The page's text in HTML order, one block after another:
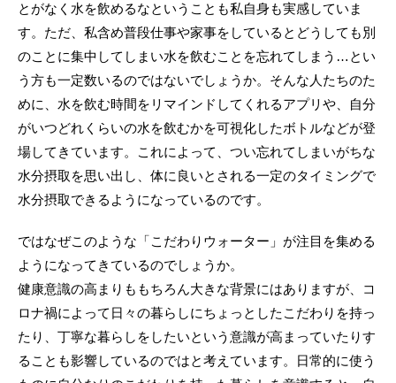
とがなく水を飲めるなということも私自身も実感していま
す。ただ、私含め普段仕事や家事をしているとどうしても別
のことに集中してしまい水を飲むことを忘れてしまう…とい
う方も一定数いるのではないでしょうか。そんな人たちのた
めに、水を飲む時間をリマインドしてくれるアプリや、自分
がいつどれくらいの水を飲むかを可視化したボトルなどが登
場してきています。これによって、つい忘れてしまいがちな
水分摂取を思い出し、体に良いとされる一定のタイミングで
水分摂取できるようになっているのです。
ではなぜこのような「こだわりウォーター」が注目を集める
ようになってきているのでしょうか。
健康意識の高まりももちろん大きな背景にはありますが、コ
ロナ禍によって日々の暮らしにちょっとしたこだわりを持っ
たり、丁寧な暮らしをしたいという意識が高まっていたりす
ることも影響しているのではと考えています。日常的に使う